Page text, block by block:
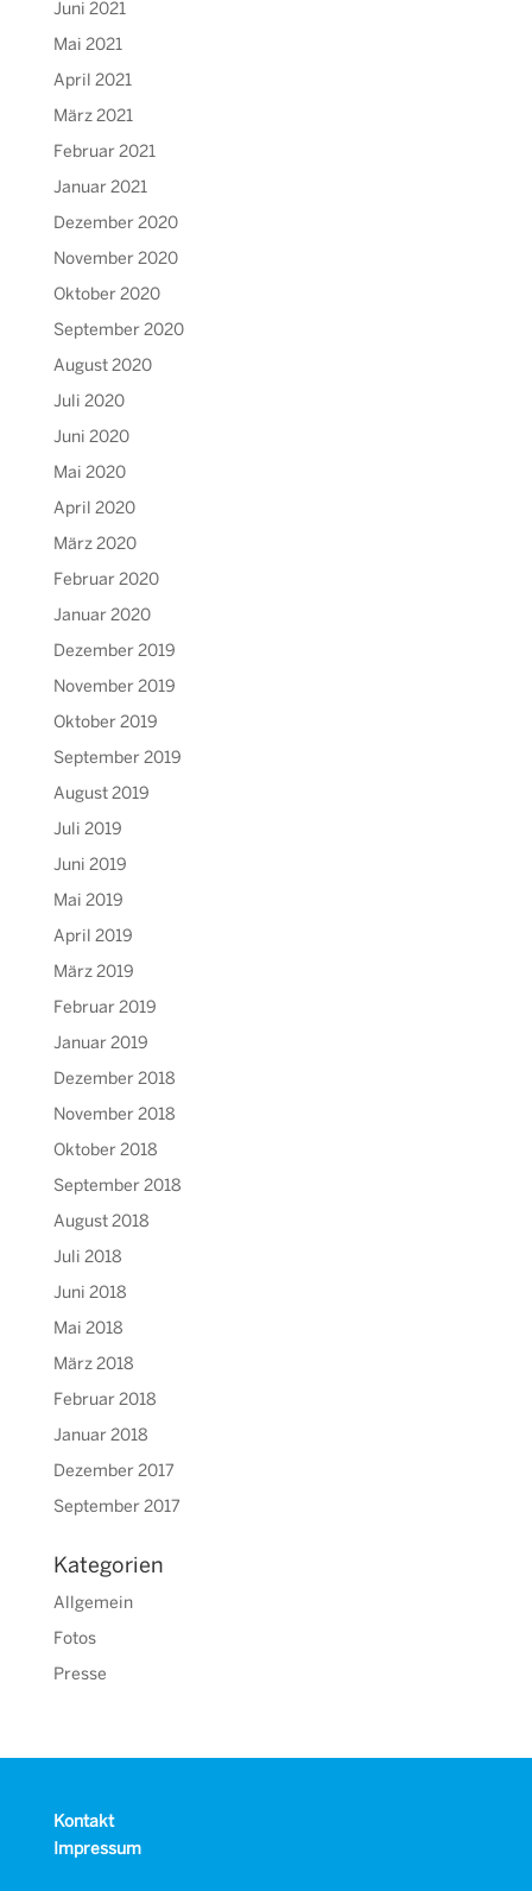
Juni 2021
Mai 2021
April 2021
März 2021
Februar 2021
Januar 2021
Dezember 2020
November 2020
Oktober 2020
September 2020
August 2020
Juli 2020
Juni 2020
Mai 2020
April 2020
März 2020
Februar 2020
Januar 2020
Dezember 2019
November 2019
Oktober 2019
September 2019
August 2019
Juli 2019
Juni 2019
Mai 2019
April 2019
März 2019
Februar 2019
Januar 2019
Dezember 2018
November 2018
Oktober 2018
September 2018
August 2018
Juli 2018
Juni 2018
Mai 2018
März 2018
Februar 2018
Januar 2018
Dezember 2017
September 2017
Kategorien
Allgemein
Fotos
Presse
Kontakt
Impressum